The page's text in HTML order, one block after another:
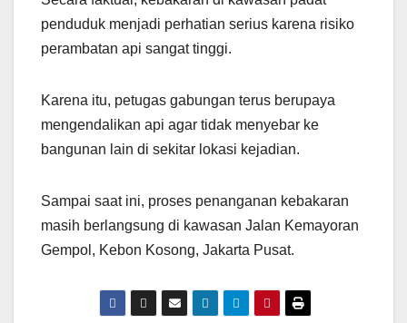
penduduk menjadi perhatian serius karena risiko
perambatan api sangat tinggi.
Karena itu, petugas gabungan terus berupaya
mengendalikan api agar tidak menyebar ke
bangunan lain di sekitar lokasi kejadian.
Sampai saat ini, proses penanganan kebakaran
masih berlangsung di kawasan Jalan Kemayoran
Gempol, Kebon Kosong, Jakarta Pusat.